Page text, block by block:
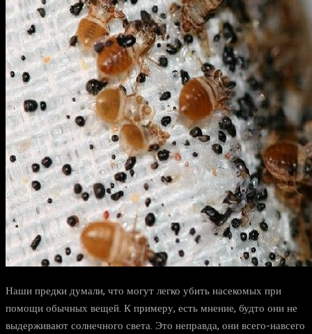
Наши предки думали, что могут легко убить насекомых при
помощи обычных вещей. К примеру, есть мнение, будто они не
выдерживают солнечного света. Это неправда, они всего-навсего